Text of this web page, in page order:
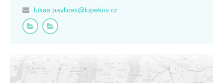
lukas.pavlicek@lupekov.cz